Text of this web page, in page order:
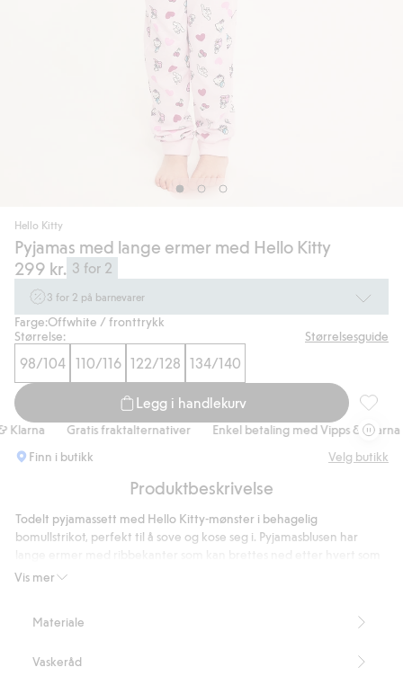
Hello Kitty
Pyjamas med lange ermer med Hello Kitty
299 kr. 3 for 2
3 for 2 på barnevarer
Ikke Newbie. Gjelder når du handler 2 eller flere varer som inngår i tilbudet
tom. 17/8 i butikk & online for deg som er eller blir medlem. Kan ikke
Handle nå
Farge:Offwhite / fronttrykk
Størrelse:
Størrelsesguide
98/104 110/116 122/128 134/140
Legg i handlekurv
Gratis fraktalternativer
Enkel betaling med Vipps & Klarna
Finn i butikk
Velg butikk
Produktbeskrivelse
Vis mer
Todelt pyjamassett med Hello Kitty-mønster i behagelig
bomullstrikot, perfekt til å sove og kose seg i. Pyjamasblusen har
barnet vokser. Rund hals med ribbekant. Stort trykk foran. Lange
buksene.
Materiale
Vaskeråd